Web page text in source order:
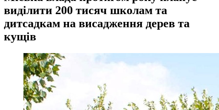
виділити 200 тисяч школам та
дитсадкам на висадження дерев та
кущів